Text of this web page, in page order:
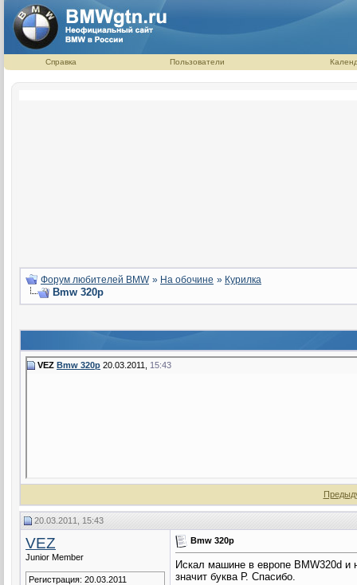
Справка Пользователи
Форум любителей BMW » На обочине » Курилка
Bmw 320p
VEZ Bmw 320p 20.03.2011, 15:43
20.03.2011, 15:43
VEZ
Junior Member
Регистрация: 20.03.2011
Bmw 320p
Искал машине в европе BMW320d и
значит буква Р. Спасибо.